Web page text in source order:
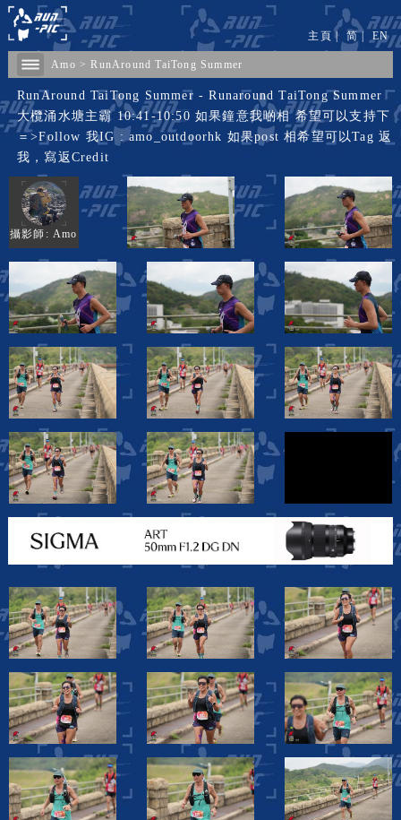
Amo >RunAround TaiTong Summer
主頁 | 简| EN
RunAround TaiTong Summer - Runaround TaiTong Summer
大欖涌水塘主霸 10:41-10:50 如果鐘意我啲相 希望可以支持下
＝>Follow 我IG : amo_outdoorhk 如果post 相希望可以Tag 返
我，寫返Credit
攝影師: Amo